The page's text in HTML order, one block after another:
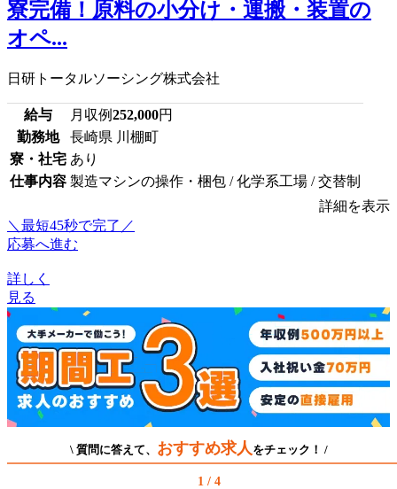
寮完備！原料の小分け・運搬・装置の
オペ...
日研トータルソーシング株式会社
給与 月収例252,000円
勤務地
長崎県 川棚町
寮・社宅 あり
仕事内容 製造マシンの操作・梱包 / 化学系工場 / 交替制
詳細を表示
＼最短45秒で完了／
応募へ進む
詳しく
見る
\ 質問に答えて、 おすすめ求人 をチェック！ /
1 / 4